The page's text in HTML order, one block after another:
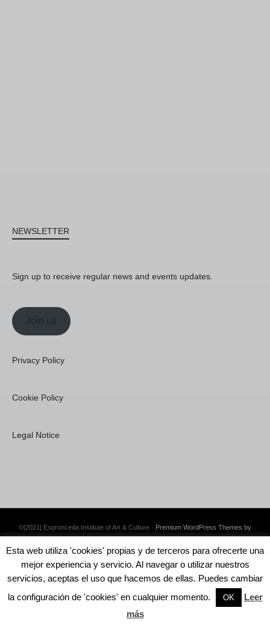
NEWSLETTER
Sign up to receive regular news and events updates.
Join us
Privacy Policy
Cookie Policy
Legal Notice
©[2021] Espronceda Institute of Art & Culture · Premium WordPress Themes by
Esta web utiliza 'cookies' propias y de terceros para ofrecerte una
mejor experiencia y servicio. Al navegar o utilizar nuestros
servicios, aceptas el uso que hacemos de ellas. Puedes cambiar
la configuración de 'cookies' en cualquier momento.
OK
Leer
más
English